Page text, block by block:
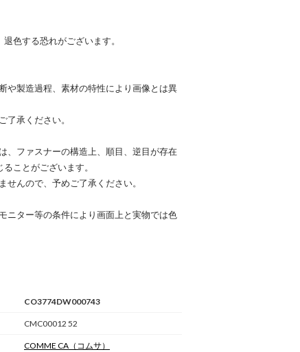
色する恐れがございます。
や製造過程、素材の特性により画像とは異
了承ください。
、ファスナーの構造上、順目、逆目が存在
ことがございます。
んので、予めご了承ください。
ニター等の条件により画面上と実物では色
CO3774DW000743
CMC00012 52
COMME CA （コムサ）